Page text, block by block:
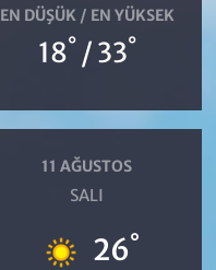
EN DÜŞÜK / EN YÜKSEK
18° / 33°
11 AĞUSTOS
SALI
26°